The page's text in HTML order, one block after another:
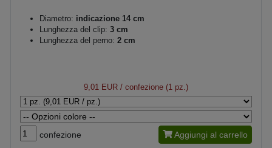
Diametro: indicazione 14 cm
Lunghezza del clip: 3 cm
Lunghezza del perno: 2 cm
9,01 EUR / confezione (1 pz.)
confezione Aggiungi al carrello